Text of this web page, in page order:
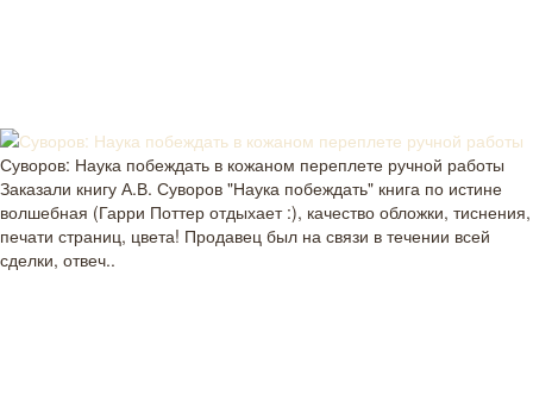
Суворов: Наука побеждать в кожаном переплете ручной работы
Заказали книгу А.В. Суворов "Наука побеждать" книга по истине
волшебная (Гарри Поттер отдыхает :), качество обложки, тиснения,
печати страниц, цвета! Продавец был на связи в течении всей
сделки, отвеч..